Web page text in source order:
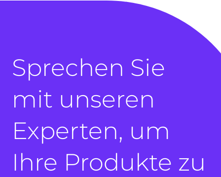
Sprechen Sie
mit unseren
Experten, um
Ihre Produkte zu